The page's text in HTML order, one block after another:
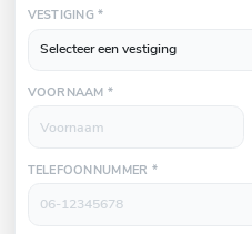
VESTIGING *
VOORNAAM *
TELEFOONNUMMER *